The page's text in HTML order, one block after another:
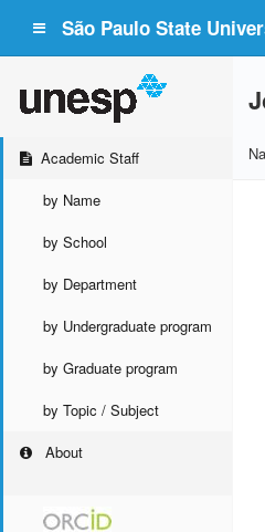
São Paulo State
Academic Staff
by Name
by School
by Department
by Undergraduate program
by Graduate program
by Topic / Subject
About